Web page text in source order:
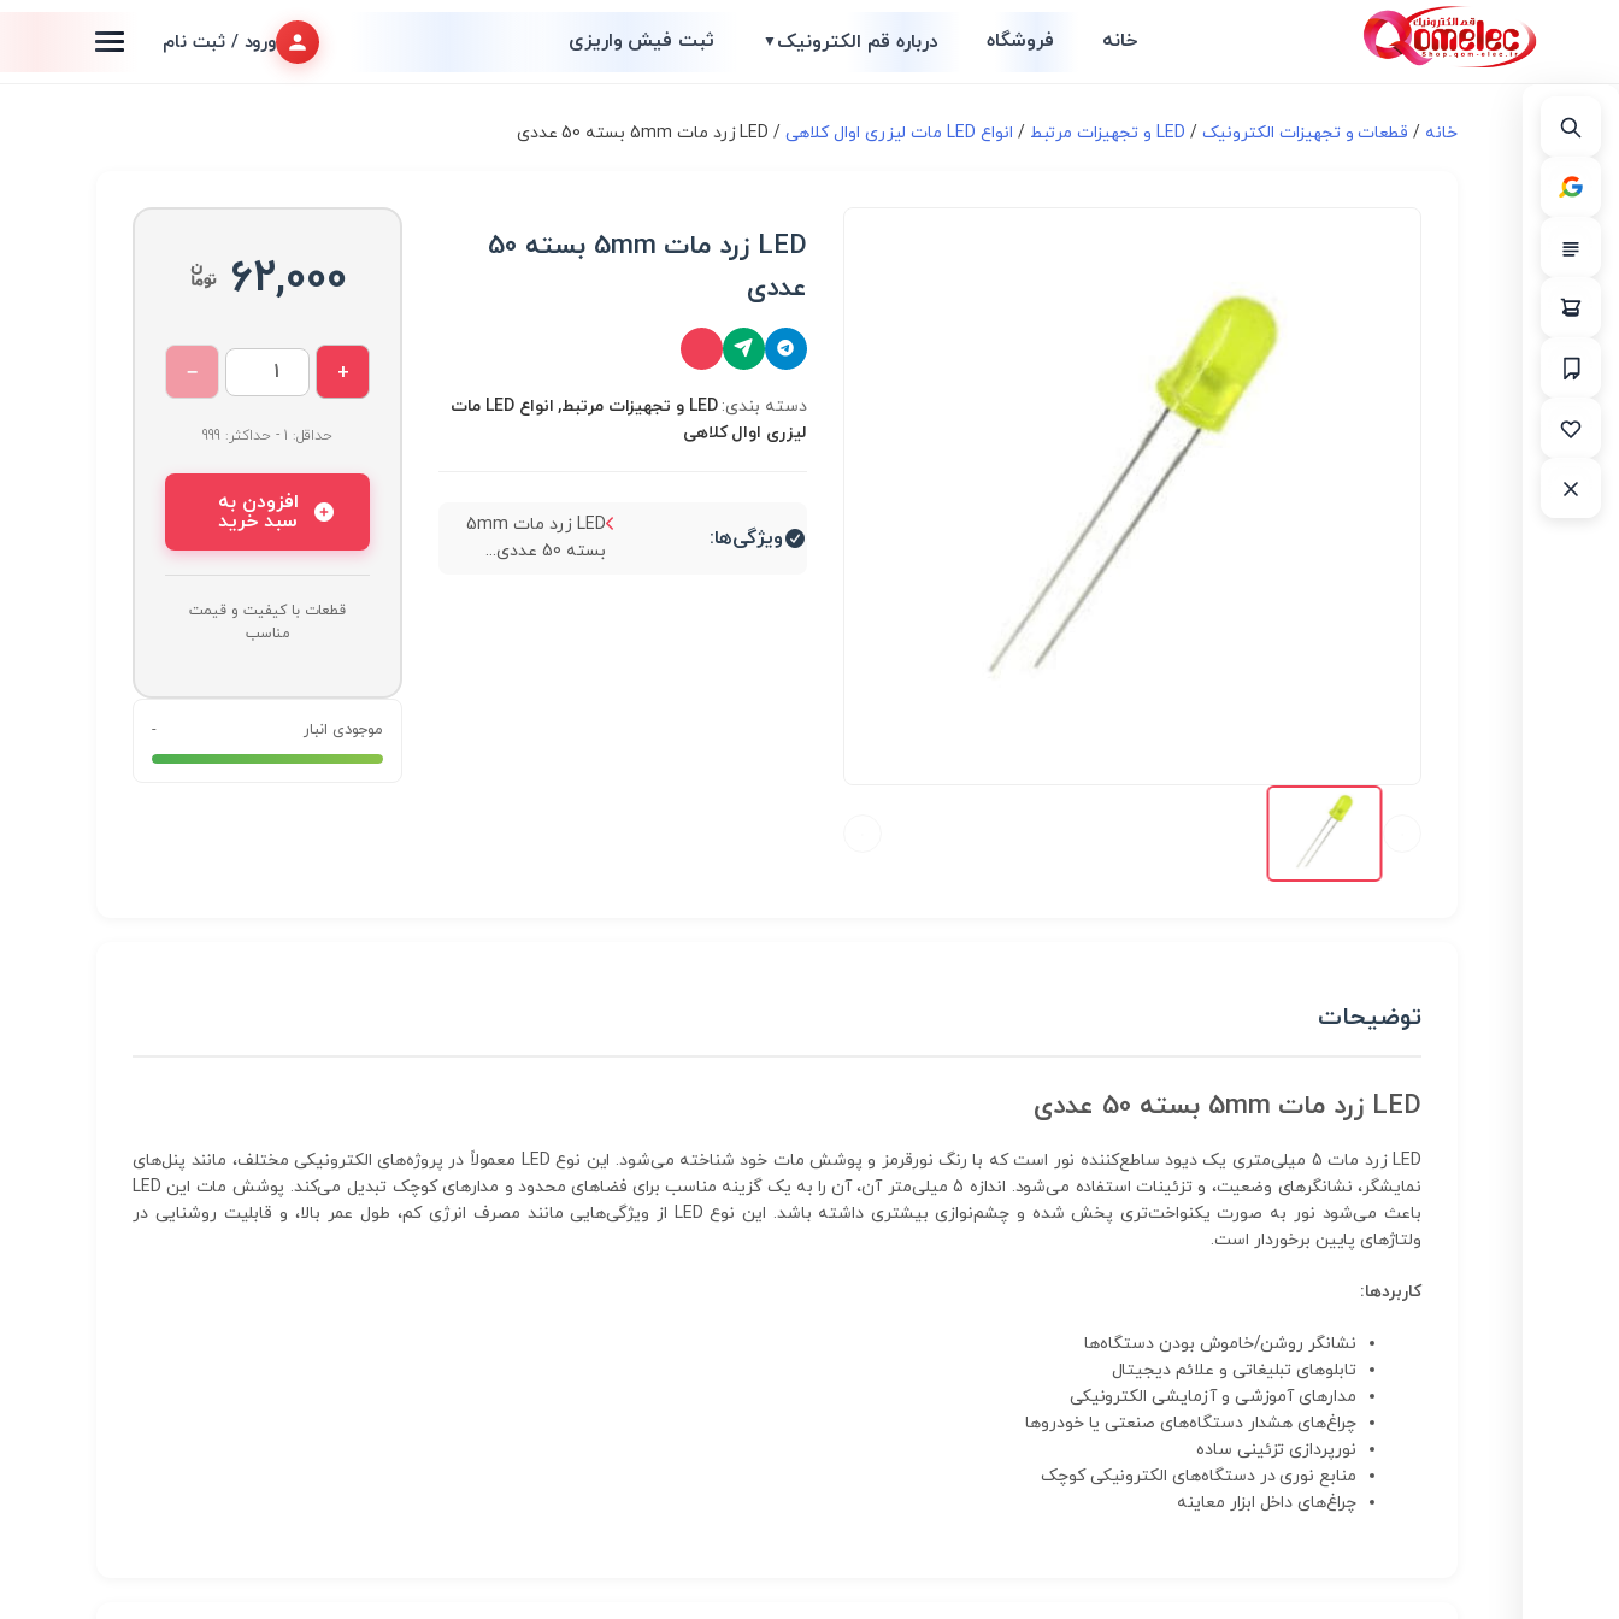
خانه فروشگاه درباره قم الکترونیک▼ ثبت فیش واریزی ورود / ثبت نام
خانه / قطعات و تجهیزات الکترونیک / LED و تجهیزات مرتبط / انواع LED مات لیزری اوال کلاهی / LED زرد مات 5mm بسته 50 عددی
LED زرد مات 5mm بسته 50
عددی
دسته بندی:
LED و تجهیزات مرتبط, انواع LED مات
لیزری اوال کلاهی
ویژگی‌ها:
LED زرد مات 5mm
بسته 50 عددی...
62,000
+
−
حداقل: 1 - حداکثر: 999
افزودن به
سبد خرید
قطعات با کیفیت و قیمت
مناسب
موجودی انبار -
توضیحات
LED زرد مات 5mm بسته 50 عددی
LED زرد مات 5 میلی‌متری یک دیود ساطع‌کننده نور است که با رنگ نورقرمز و پوشش مات خود شناخته می‌شود. این نوع LED معمولاً در پروژه‌های الکترونیکی مختلف، مانند پنل‌های
نمایشگر، نشانگرهای وضعیت، و تزئینات استفاده می‌شود. اندازه 5 میلی‌متر آن، آن را به یک گزینه مناسب برای فضاهای محدود و مدارهای کوچک تبدیل می‌کند. پوشش مات این LED
باعث می‌شود نور به صورت یکنواخت‌تری پخش شده و چشم‌نوازی بیشتری داشته باشد. این نوع LED از ویژگی‌هایی مانند مصرف انرژی کم، طول عمر بالا، و قابلیت روشنایی در
ولتاژهای پایین برخوردار است.
کاربردها:
نشانگر روشن/خاموش بودن دستگاه‌ها
تابلوهای تبلیغاتی و علائم دیجیتال
مدارهای آموزشی و آزمایشی الکترونیکی
چراغ‌های هشدار دستگاه‌های صنعتی یا خودروها
نورپردازی تزئینی ساده
منابع نوری در دستگاه‌های الکترونیکی کوچک
چراغ‌های داخل ابزار معاینه